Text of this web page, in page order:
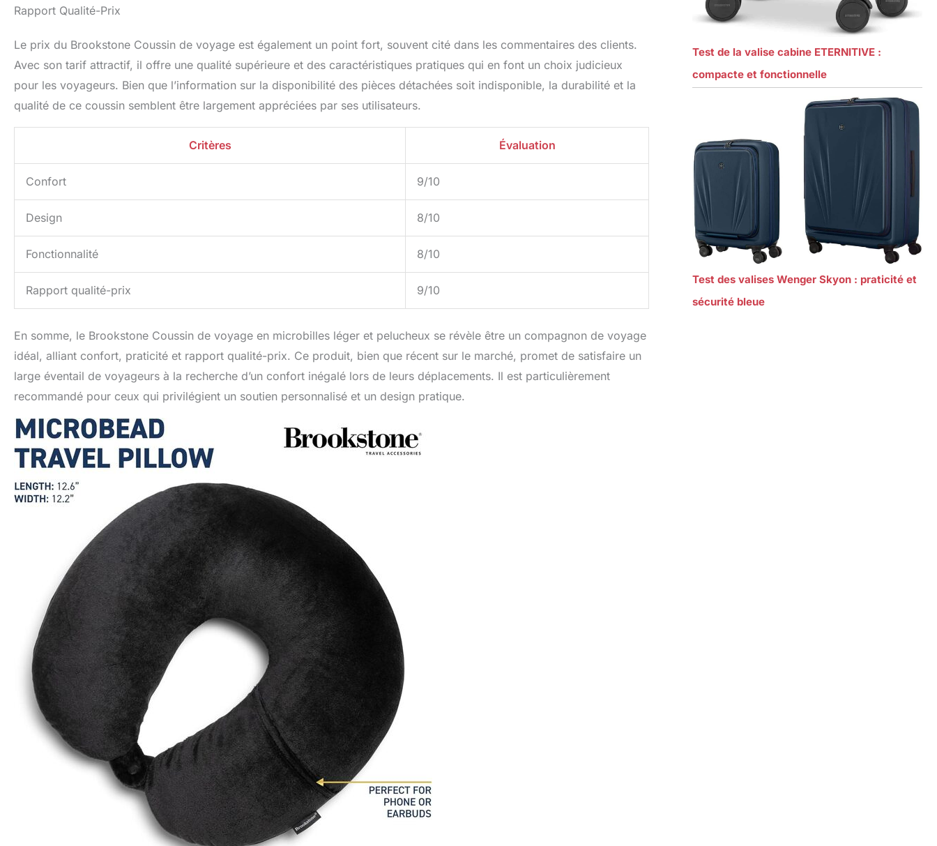
Rapport Qualité-Prix
Le prix du Brookstone Coussin de voyage est également un point fort, souvent cité dans les commentaires des clients.
Avec son tarif attractif, il offre une qualité supérieure et des caractéristiques pratiques qui en font un choix judicieux
pour les voyageurs. Bien que l’information sur la disponibilité des pièces détachées soit indisponible, la durabilité et la
qualité de ce coussin semblent être largement appréciées par ses utilisateurs.
Critères Évaluation
Confort 9/10
Design 8/10
Fonctionnalité 8/10
Rapport qualité-prix 9/10
En somme, le Brookstone Coussin de voyage en microbilles léger et pelucheux se révèle être un compagnon de voyage
idéal, alliant confort, praticité et rapport qualité-prix. Ce produit, bien que récent sur le marché, promet de satisfaire un
large éventail de voyageurs à la recherche d’un confort inégalé lors de leurs déplacements. Il est particulièrement
recommandé pour ceux qui privilégient un soutien personnalisé et un design pratique.
Test de la valise cabine ETERNITIVE :
compacte et fonctionnelle
Test des valises Wenger Skyon : praticité et
sécurité bleue